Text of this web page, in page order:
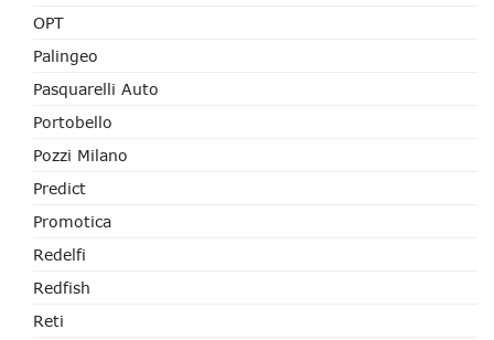
OPT
Palingeo
Pasquarelli Auto
Portobello
Pozzi Milano
Predict
Promotica
Redelfi
Redfish
Reti